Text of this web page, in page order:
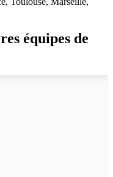
équipes de